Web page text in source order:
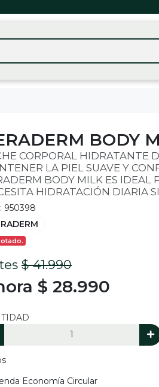
BODY
CORPORAL HIDRATANTE
LA PIEL SUAVE Y
BODY MILK ES IDEAL
HIDRATACIÓN DIARIA
950398
$ 41.990
$ 28.990
Economía Circular